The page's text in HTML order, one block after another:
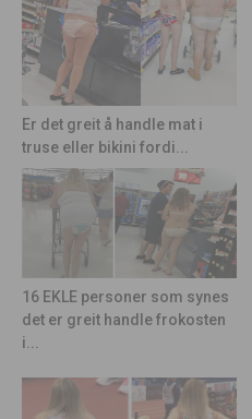
Er det greit å handle mat i
truse eller bikini fordi...
16 EKLE personer som synes
det er greit handle frokosten
i...